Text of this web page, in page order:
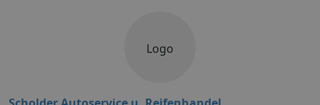
Logo